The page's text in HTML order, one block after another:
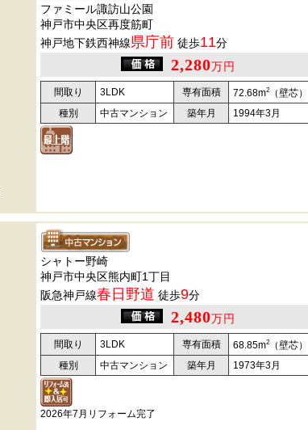
ファミール諏訪山公園
神戸市中央区再度筋町
神戸地下鉄西神線県庁前 徒歩11分
2,280万円
間取り 3LDK 専有面積 72.68m2
（壁芯）
種別
中古マンション 築年月 1994年3月
シャトー野崎
神戸市中央区熊内町1丁目
阪急神戸線春日野道 徒歩9分
2,480万円
間取り 3LDK 専有面積 68.85m2
（壁芯）
種別
中古マンション 築年月 1973年3月
2026年7月リフォーム完了